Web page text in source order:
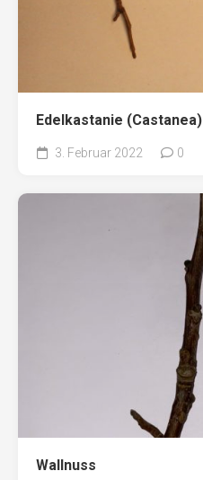
Edelkastanie (Castanea)
3. Februar 2022 0
Wallnuss